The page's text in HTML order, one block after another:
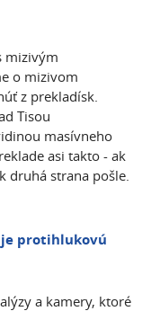
mizivým
o mizivom
z prekladísk.
Tisou
masívneho
asi takto - ak
druhá strana pošle.
protihlukovú
a kamery, ktoré